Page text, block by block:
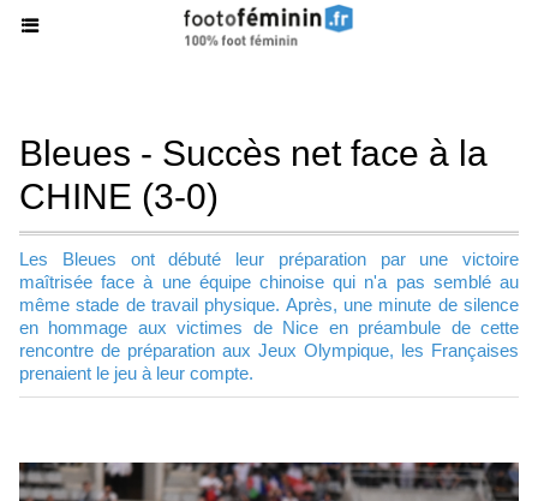
Bleues - Succès net face à la
CHINE (3-0)
Les Bleues ont débuté leur préparation par une victoire
maîtrisée face à une équipe chinoise qui n'a pas semblé au
même stade de travail physique. Après, une minute de silence
en hommage aux victimes de Nice en préambule de cette
rencontre de préparation aux Jeux Olympique, les Françaises
prenaient le jeu à leur compte.